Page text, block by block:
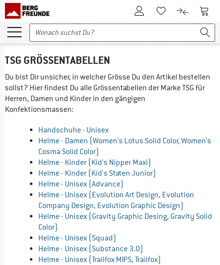
Zum KundenkontoZum Merkzettel.
Zum Zum
TSG GRÖSSENTABELLEN
Du bist Dir unsicher, in welcher Grösse Du den Artikel bestellen
sollst? Hier findest Du alle Grössentabellen der Marke TSG für
Herren, Damen und Kinder in den gängigen
Konfektionsmassen:
Handschuhe - Unisex
Helme - Damen (Women's Lotus Solid Color, Women's
Cosma Solid Color)
Helme - Kinder (Kid's Nipper Maxi)
Helme - Kinder (Kid's Staten Junior)
Helme - Unisex (Advance)
Helme - Unisex (Evolution Art Design, Evolution
Company Design, Evolution Graphic Design)
Helme - Unisex (Gravity Graphic Desing, Gravity Solid
Color)
Helme - Unisex (Squad)
Helme - Unisex (Substance 3.0)
Helme - Unisex (Trailfox MIPS, Trailfox)